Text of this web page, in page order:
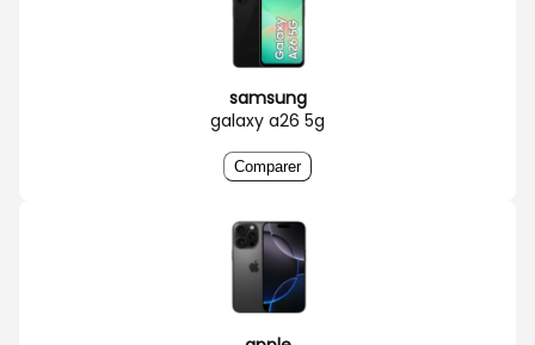
samsung
galaxy a26 5g
Comparer